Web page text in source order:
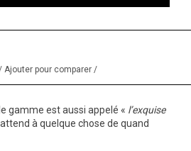
Ajouter pour comparer /
gamme est aussi appelé « l’exquise
à quelque chose de quand